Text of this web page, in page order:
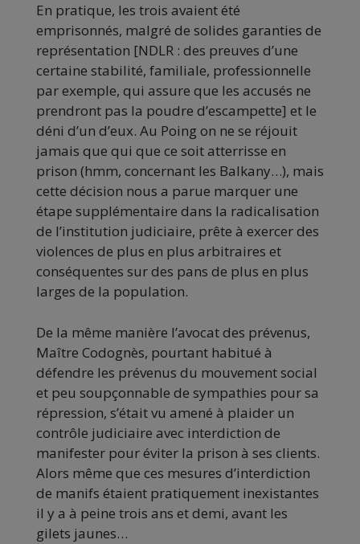
En pratique, les trois avaient été
emprisonnés, malgré de solides garanties de
représentation [NDLR : des preuves d’une
certaine stabilité, familiale, professionnelle
par exemple, qui assure que les accusés ne
prendront pas la poudre d’escampette] et le
déni d’un d’eux. Au Poing on ne se réjouit
jamais que qui que ce soit atterrisse en
prison (hmm, concernant les Balkany…), mais
cette décision nous a parue marquer une
étape supplémentaire dans la radicalisation
de l’institution judiciaire, prête à exercer des
violences de plus en plus arbitraires et
conséquentes sur des pans de plus en plus
larges de la population.
De la même manière l’avocat des prévenus,
Maître Codognès, pourtant habitué à
défendre les prévenus du mouvement social
et peu soupçonnable de sympathies pour sa
répression, s’était vu amené à plaider un
contrôle judiciaire avec interdiction de
manifester pour éviter la prison à ses clients.
Alors même que ces mesures d’interdiction
de manifs étaient pratiquement inexistantes
il y a à peine trois ans et demi, avant les
gilets jaunes…